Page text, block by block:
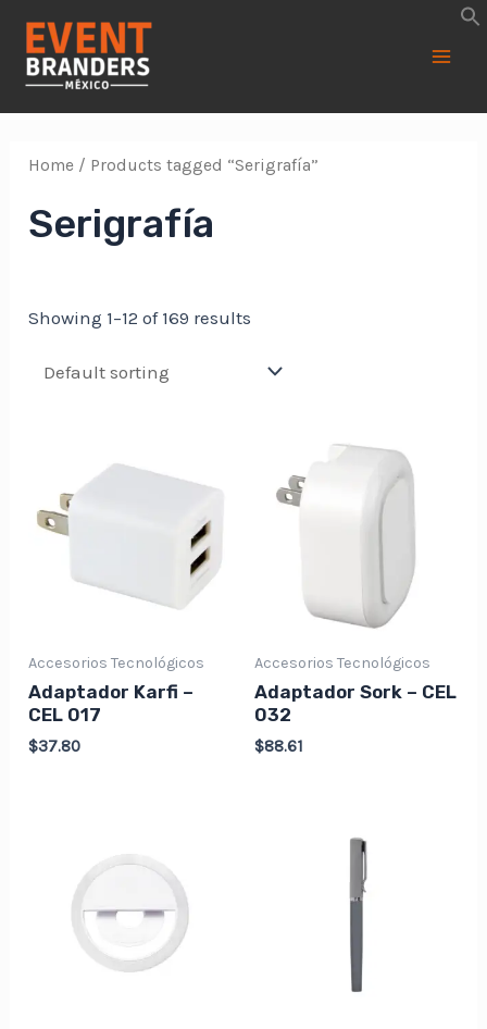
contenido
Home / Products tagged “Serigrafía”
Serigrafía
Showing 1–12 of 169 results
Accesorios Tecnológicos
Adaptador Karfi –
CEL 017
$37.80
Accesorios Tecnológicos
Adaptador Sork – CEL
032
$88.61